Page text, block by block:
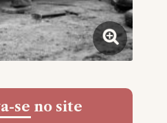
se no site